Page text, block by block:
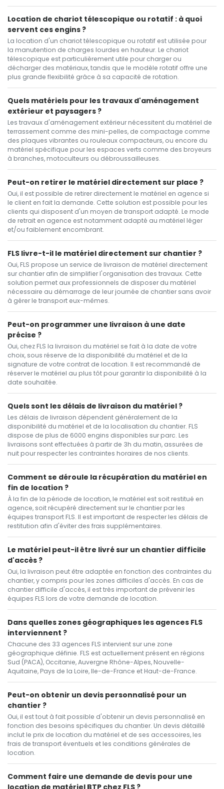
Location de chariot télescopique ou rotatif : à quoi
servent ces engins ?
La location d'un chariot télescopique ou rotatif est utilisée pour
la manutention de charges lourdes en hauteur. Le chariot
télescopique est particulièrement utile pour charger ou
décharger des matériaux, tandis que le modèle rotatif offre une
plus grande flexibilité grâce à sa capacité de rotation.
Quels matériels pour les travaux d'aménagement
extérieur et paysagers ?
Les travaux d'aménagement extérieur nécessitent du matériel de
terrassement comme des mini-pelles, de compactage comme
des plaques vibrantes ou rouleaux compacteurs, ou encore du
matériel spécifique pour les espaces verts comme des broyeurs
à branches, motoculteurs ou débroussailleuses.
Peut-on retirer le matériel directement sur place ?
Oui, il est possible de retirer directement le matériel en agence si
le client en fait la demande. Cette solution est possible pour les
clients qui disposent d'un moyen de transport adapté. Le mode
de retrait en agence est notamment adapté au matériel léger
et/ou faiblement encombrant.
FLS livre-t-il le matériel directement sur chantier ?
Oui, FLS propose un service de livraison de matériel directement
sur chantier afin de simplifier l'organisation des travaux. Cette
solution permet aux professionnels de disposer du matériel
nécessaire au démarrage de leur journée de chantier sans avoir
à gérer le transport eux-mêmes.
Peut-on programmer une livraison à une date
précise ?
Oui, chez FLS la livraison du matériel se fait à la date de votre
choix, sous réserve de la disponibilité du matériel et de la
signature de votre contrat de location. Il est recommandé de
réserver le matériel au plus tôt pour garantir la disponibilité à la
date souhaitée.
Quels sont les délais de livraison du matériel ?
Les délais de livraison dépendent généralement de la
disponibilité du matériel et de la localisation du chantier. FLS
dispose de plus de 6000 engins disponibles sur parc. Les
livraisons sont effectuées à partir de 3h du matin, assurées de
nuit pour respecter les contraintes horaires de nos clients.
Comment se déroule la récupération du matériel en
fin de location ?
À la fin de la période de location, le matériel est soit restitué en
agence, soit récupéré directement sur le chantier par les
équipes transport FLS. Il est important de respecter les délais de
restitution afin d'éviter des frais supplémentaires.
Le matériel peut-il être livré sur un chantier difficile
d'accès ?
Oui, la livraison peut être adaptée en fonction des contraintes du
chantier, y compris pour les zones difficiles d'accès. En cas de
chantier difficile d'accès, il est très important de prévenir les
équipes FLS lors de votre demande de location.
Dans quelles zones géographiques les agences FLS
interviennent ?
Chacune des 33 agences FLS intervient sur une zone
géographique définie. FLS est actuellement présent en régions
Sud (PACA), Occitanie, Auvergne Rhône-Alpes, Nouvelle-
Aquitaine, Pays de la Loire, Ile-de-France et Haut-de-France.
Peut-on obtenir un devis personnalisé pour un
chantier ?
Oui, il est tout à fait possible d'obtenir un devis personnalisé en
fonction des besoins spécifiques du chantier. Un devis détaillé
inclut le prix de location du matériel et de ses accessoires, les
frais de transport éventuels et les conditions générales de
location.
Comment faire une demande de devis pour une
location de matériel BTP chez FLS ?